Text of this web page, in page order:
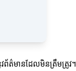
ព័ត៌មានដែលមិនត្រឹមត្រូវ។